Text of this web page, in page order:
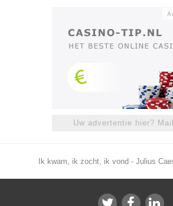
Uw advertentie hier?
Ik kwam, ik zocht, ik vond - Julius